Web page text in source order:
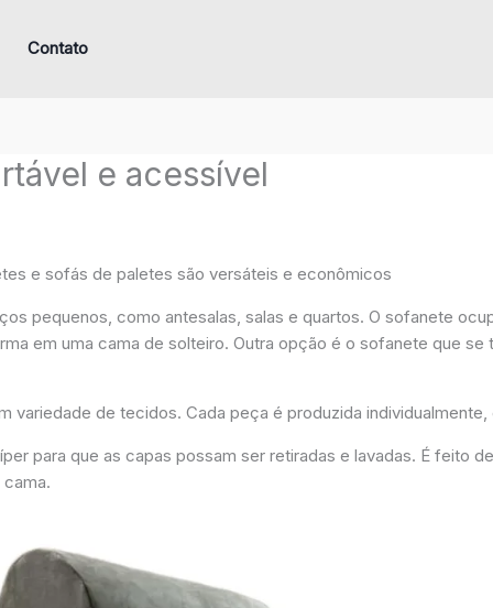
Contato
e acessível
e sofás de paletes são versáteis e econômicos
pequenos, como antesalas, salas e quartos. O sofanete
em uma cama de solteiro. Outra opção é o sofanete que
variedade de tecidos. Cada peça é produzida
para que as capas possam ser retiradas e lavadas. É feito